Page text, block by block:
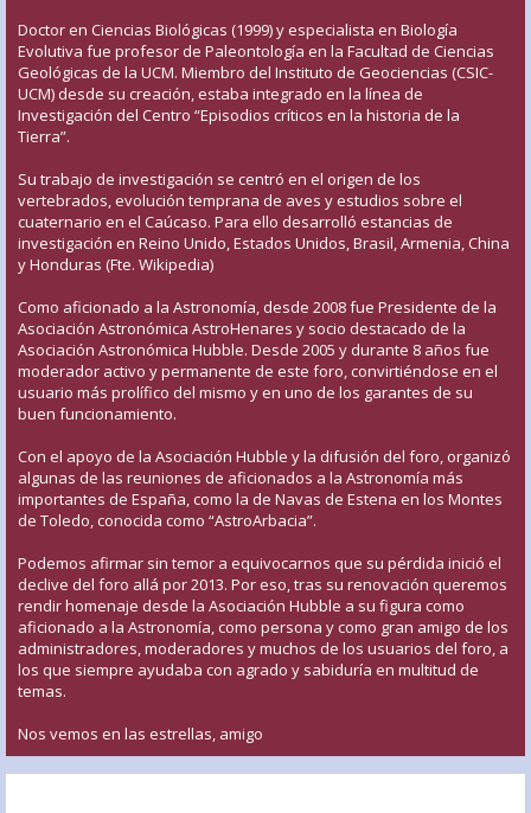
Doctor en Ciencias Biológicas (1999) y especialista en Biología
Evolutiva fue profesor de Paleontología en la Facultad de Ciencias
Geológicas de la UCM. Miembro del Instituto de Geociencias (CSIC-
UCM) desde su creación, estaba integrado en la línea de
Investigación del Centro “Episodios críticos en la historia de la
Tierra”.
Su trabajo de investigación se centró en el origen de los
vertebrados, evolución temprana de aves y estudios sobre el
cuaternario en el Caúcaso. Para ello desarrolló estancias de
investigación en Reino Unido, Estados Unidos, Brasil, Armenia, China
y Honduras (Fte. Wikipedia)
Como aficionado a la Astronomía, desde 2008 fue Presidente de la
Asociación Astronómica AstroHenares y socio destacado de la
Asociación Astronómica Hubble. Desde 2005 y durante 8 años fue
moderador activo y permanente de este foro, convirtiéndose en el
usuario más prolífico del mismo y en uno de los garantes de su
buen funcionamiento.
Con el apoyo de la Asociación Hubble y la difusión del foro, organizó
algunas de las reuniones de aficionados a la Astronomía más
importantes de España, como la de Navas de Estena en los Montes
de Toledo, conocida como “AstroArbacia”.
Podemos afirmar sin temor a equivocarnos que su pérdida inició el
declive del foro allá por 2013. Por eso, tras su renovación queremos
rendir homenaje desde la Asociación Hubble a su figura como
aficionado a la Astronomía, como persona y como gran amigo de los
administradores, moderadores y muchos de los usuarios del foro, a
los que siempre ayudaba con agrado y sabiduría en multitud de
temas.
Nos vemos en las estrellas, amigo